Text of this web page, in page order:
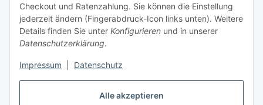
Alle akzeptieren
Checkout und Ratenzahlung. Sie können die Einstellung
jederzeit ändern (Fingerabdruck-Icon links unten). Weitere
Details finden Sie unter Konfigurieren und in unserer
Datenschutzerklärung.
Impressum Datenschutz
Social Media
Vertrag widerrufen